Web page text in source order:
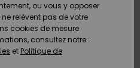
ou vous y opposer
relèvent pas de votre
cookies de mesure
consultez notre :
et Politique de